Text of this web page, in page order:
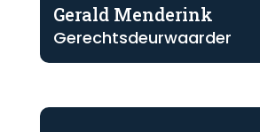
Gerald Menderink
Gerechtsdeurwaarder